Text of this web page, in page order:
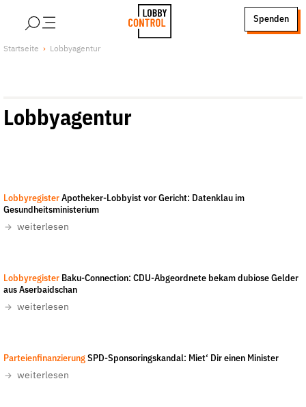
Spenden
Über uns
Finanzierung
Unsere Schwerpunkte
Lobbykontrolle und Regeln
Spenden & Fördern
Fördermitglied werden
Geschenkspende
Bußgelder und Geldauflagen
Startseite Lobbyagentur
Lobbyagentur
Lobbyregister Apotheker-Lobbyist vor Gericht: Datenklau im
Gesundheitsministerium
weiterlesen
Lobbyregister Baku-Connection: CDU-Abgeordnete bekam dubiose Gelder
aus Aserbaidschan
weiterlesen
Parteienfinanzierung SPD-Sponsoringskandal: Miet‘ Dir einen Minister
weiterlesen